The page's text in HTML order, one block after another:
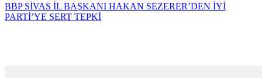
BBP SİVAS İL BAŞKANI HAKAN SEZERER’DEN İYİ
PARTİ’YE SERT TEPKİ